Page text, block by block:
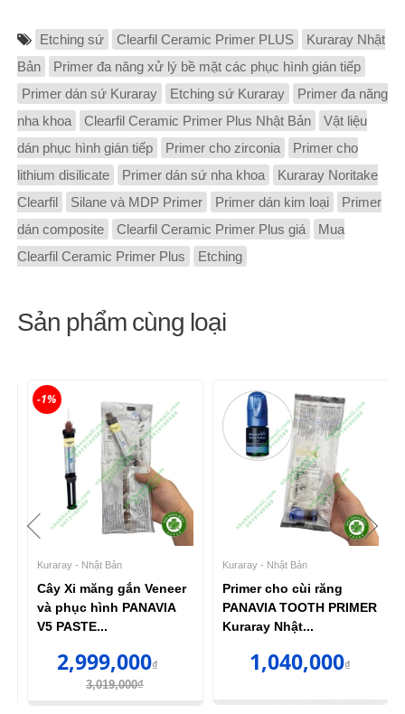
Etching sứ Clearfil Ceramic Primer PLUS
Kuraray Nhật
Bản
Primer đa năng xử lý bề mặt các phục hình gián tiếp
Primer dán sứ Kuraray
Etching sứ Kuraray
Primer đa năng
nha khoa
Clearfil Ceramic Primer Plus Nhật Bản
Vật liệu
dán phục hình gián tiếp
Primer cho zirconia
Primer cho
lithium disilicate
Primer dán sứ nha khoa
Kuraray Noritake
Clearfil
Silane và MDP Primer Primer dán kim loại
Primer
dán composite
Clearfil Ceramic Primer Plus giá
Mua
Clearfil Ceramic Primer Plus
Etching
Sản phẩm cùng loại
Kuraray - Nhật Bản
Cây Xi măng gắn Veneer
và phục hình PANAVIA
V5 PASTE...
2,999,000₫
3,019,000₫
-1%
Kuraray - Nhật Bản
Primer cho cùi răng
PANAVIA TOOTH PRIMER
Kuraray Nhật...
1,040,000₫